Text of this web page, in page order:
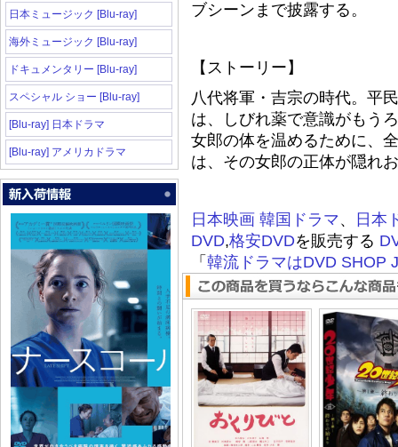
日本ミュージック [Blu-ray]
海外ミュージック [Blu-ray]
ドキュメンタリー [Blu-ray]
スペシャル ショー [Blu-ray]
[Blu-ray] 日本ドラマ
[Blu-ray] アメリカドラマ
ブシーンまで披露する。
【ストーリー】
八代将軍・吉宗の時代。平
は、しびれ薬で意識がもう
女郎の体を温めるために、
は、その女郎の正体が隠れ
日本映画 韓国ドラマ、
日本
DVD,格安DVDを販売する
「 韓流ドラマはDVD SHOP